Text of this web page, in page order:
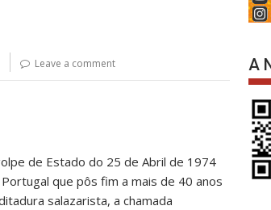
Leave a comment
de Estado do 25 de Abril de 1974
que pôs fim a mais de 40 anos
salazarista, a chamada
A